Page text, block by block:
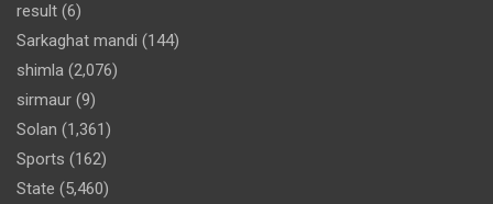
result (6)
Sarkaghat mandi (144)
shimla (2,076)
sirmaur (9)
Solan (1,361)
Sports (162)
State (5,460)